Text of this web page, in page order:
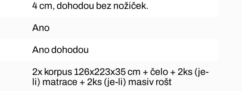
4 cm, dohodou bez nožiček.
Ano
Ano dohodou
2x korpus 126x223x35 cm + čelo + 2ks (je-
li) matrace + 2ks (je-li) masiv rošt